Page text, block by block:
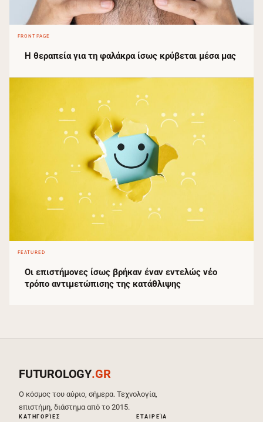
FRONTPAGE
Η θεραπεία για τη φαλάκρα ίσως κρύβεται μέσα μας
FEATURED
Οι επιστήμονες ίσως βρήκαν έναν εντελώς νέο
τρόπο αντιμετώπισης της κατάθλιψης
FUTUROLOGY.GR
Ο κόσμος του αύριο, σήμερα. Τεχνολογία,
επιστήμη, διάστημα από το 2015.
ΚΑΤΗΓΟΡΊΕΣ ΕΤΑΙΡΕΊΑ